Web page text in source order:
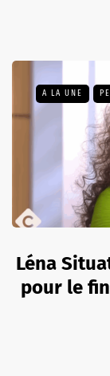
A LA UNE
Léna
pour le